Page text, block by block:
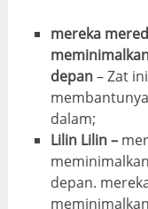
mereka
depan– Zat
dalam;
Lilin Lilin –
depan.